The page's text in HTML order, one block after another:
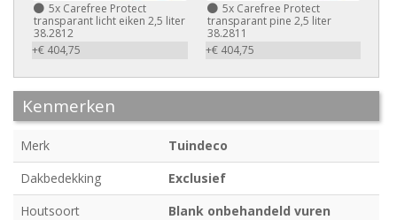
5x Carefree Protect
transparant licht eiken 2,5 liter
38.2812
+€ 404,75
5xCarefree Protect
transparant pine 2,5 liter
38.2811
+€ 404,75
Kenmerken
Merk
Tuindeco
Dakbedekking
Exclusief
Houtsoort
Blank onbehandeld vuren